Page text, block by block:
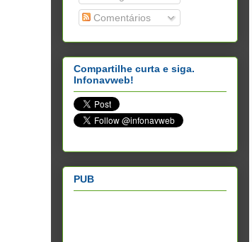
Comentários
Compartilhe curta e siga.
Infonavweb!
PUB